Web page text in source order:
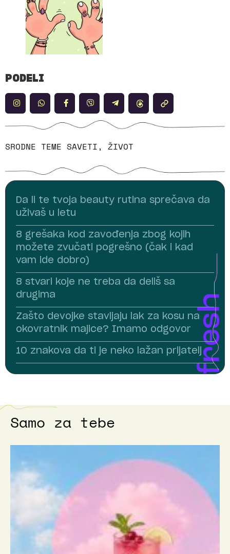
PODELI
SRODNE TEME SAVETI, ŽIVOT
Da li te tvoja beauty rutina sprečava da
uživaš u letu
8 grešaka kod zavođenja zbog kojih
možete zvučati pogrešno (čak i kad
vam ide dobro)
8 stvari koje ne treba da deliš sa
drugima
Zašto devojke stavljaju lak za kosu na
okovratnik majice? Imamo odgovor
10 znakova da ti je neko lažan prijatelj
Samo za tebe